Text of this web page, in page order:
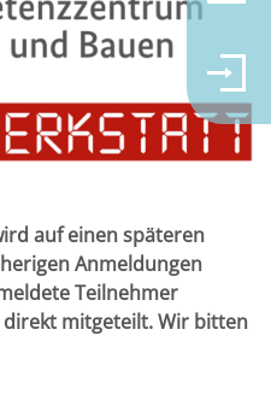
auf einen späteren
Anmeldungen
Teilnehmer
mitgeteilt. Wir bitten